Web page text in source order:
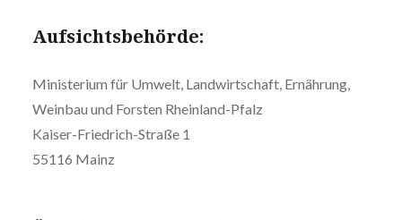
Aufsichtsbehörde:
Ministerium für Umwelt, Landwirtschaft, Ernährung,
Weinbau und Forsten Rheinland-Pfalz
Kaiser-Friedrich-Straße 1
55116 Mainz